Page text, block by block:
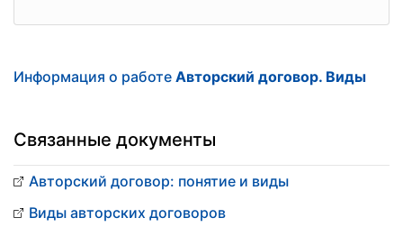
Информация о работе Авторский договор. Виды
Связанные документы
Авторский договор: понятие и виды
Виды авторских договоров